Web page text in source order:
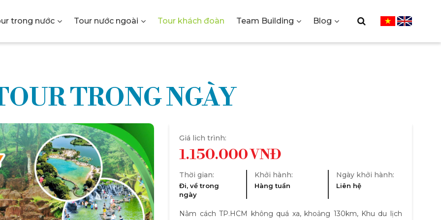
trong nước Tour nước ngoài Tour khách đoàn Team Building Blog
TNHH THƯƠNG
LỊCH KIWI
TRONG NGÀY
Giá lich trình:
1.150.000 VNĐ
Thời gian:
Đi, về trong
ngày
Khởi hành:
Hàng tuần
Ngày khởi hành:
Liên hệ
Nằm cách TP.HCM không quá xa, khoảng 130km, Khu du lịch